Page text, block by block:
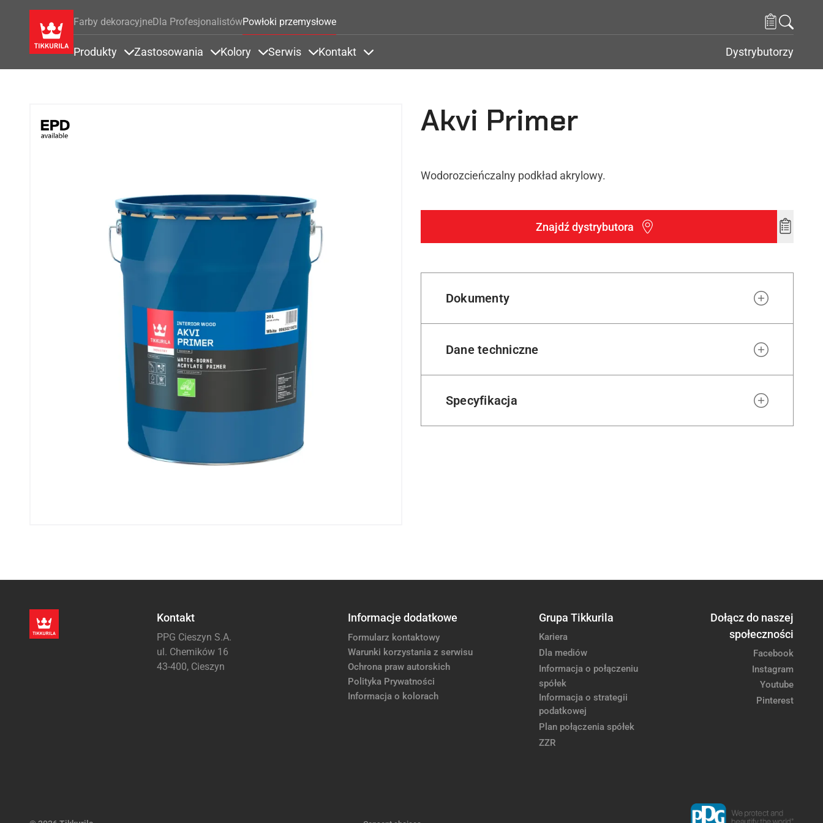
Farby dekoracyjneDla ProfesjonalistówPowłoki przemysłowe
Produkty Zastosowania Kolory Serwis Kontakt Dystrybutorzy
Akvi Primer
Wodorozcieńczalny podkład akrylowy.
Znajdź dystrybutora
Add
Dokumenty
Dane techniczne
Specyfikacja
Kontakt
PPG Cieszyn S.A.
ul. Chemików 16
43-400, Cieszyn
Informacje dodatkowe
Formularz kontaktowy
Warunki korzystania z serwisu
Ochrona praw autorskich
Polityka Prywatności
Informacja o kolorach
Grupa Tikkurila
Kariera
Dla mediów
Informacja o połączeniu
spółek
Informacja o strategii
podatkowej
Plan połączenia spółek
ZZR
Dołącz do naszej
społeczności
Facebook
Instagram
Youtube
Pinterest